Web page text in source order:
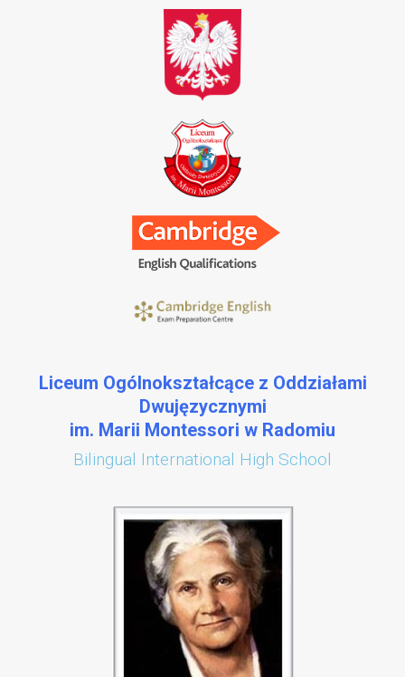
Liceum Ogólnokształcące z Oddziałami
Dwujęzycznymi
im. Marii Montessori w Radomiu
Bilingual International High School